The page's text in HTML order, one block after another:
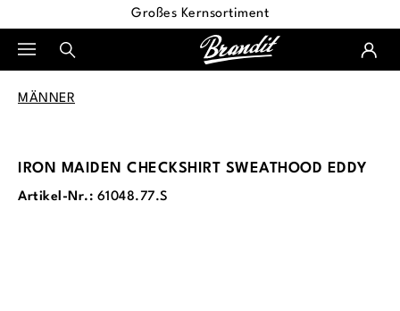
Großes Kernsortiment
MÄNNER
IRON MAIDEN CHECKSHIRT SWEATHOOD EDDY
Artikel-Nr.: 61048.77.S